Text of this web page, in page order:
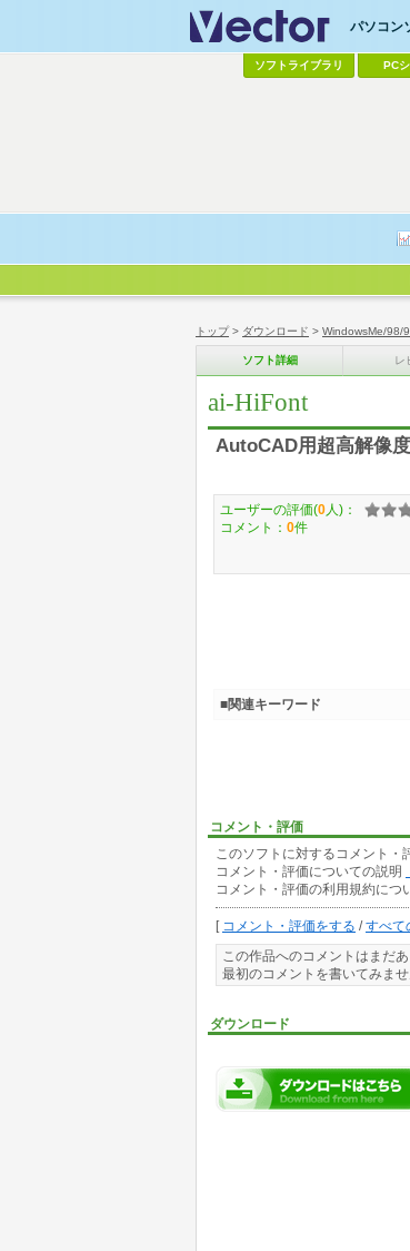
トップ> ダウンロード > WindowsMe/98/
ソフト詳細 レ
ai-HiFont
AutoCAD用超高解像
コメント・評価
このソフトに対するコメント・
コメント・評価についての説明
コメント・評価の利用規約につ
[ コメント・評価をする /すべて
この作品へのコメントはまだあ
最初のコメントを書いてみませ
ダウンロード
ユーザーの評価(0 人)：
コメント： 0件
■関連キーワード
パソコン
ソフトライブラリ PC